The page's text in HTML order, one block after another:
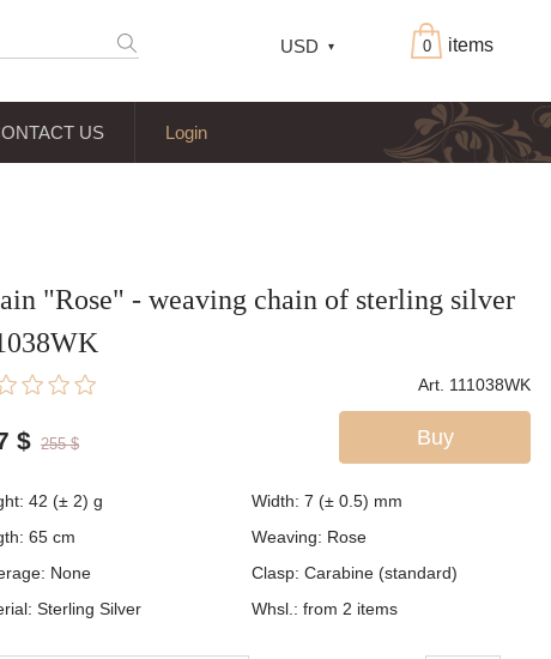
items
0
USD
US Login
"Rose" - weaving chain of sterling silver
Art. 111038WK
Buy
$ 255 $
42 (± 2) g Width:7 (± 0.5) mm
65 cm Weaving: Rose
None Clasp:Carabine (standard)
Sterling Silver
Whsl.: from 2 items